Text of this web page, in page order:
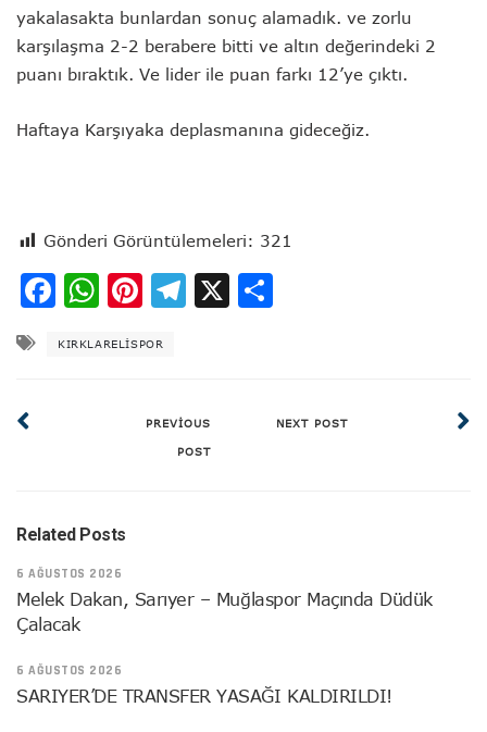
yakalasakta bunlardan sonuç alamadık. ve zorlu
karşılaşma 2-2 berabere bitti ve altın değerindeki 2
puanı bıraktık. Ve lider ile puan farkı 12’ye çıktı.
Haftaya Karşıyaka deplasmanına gideceğiz.
Gönderi Görüntülemeleri: 321
Facebook
WhatsApp
Pinterest
Telegram
X
KIRKLARELISPOR
PREVIOUS
POST
NEXT POST
Related Posts
6 AĞUSTOS 2026
Melek Dakan, Sarıyer – Muğlaspor Maçında Düdük
Çalacak
6 AĞUSTOS 2026
SARIYER’DE TRANSFER YASAĞI KALDIRILDI!